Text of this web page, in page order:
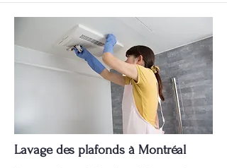
Lavage des plafonds à Montréal